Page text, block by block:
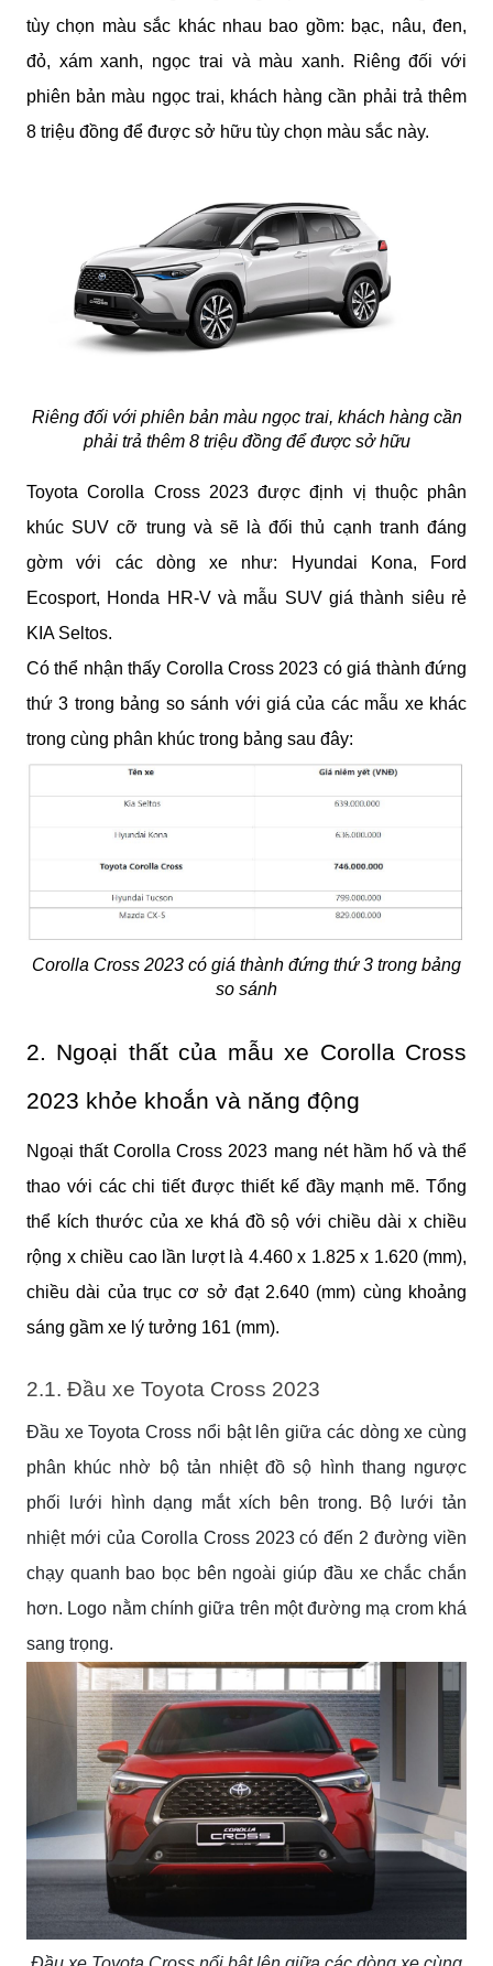
tùy chọn màu sắc khác nhau bao gồm: bạc, nâu, đen,
đỏ, xám xanh, ngọc trai và màu xanh. Riêng đối với
phiên bản màu ngọc trai, khách hàng cần phải trả thêm
8 triệu đồng để được sở hữu tùy chọn màu sắc này.
Riêng đối với phiên bản màu ngọc trai, khách hàng cần
phải trả thêm 8 triệu đồng để được sở hữu
Toyota Corolla Cross 2023 được định vị thuộc phân
khúc SUV cỡ trung và sẽ là đối thủ cạnh tranh đáng
gờm với các dòng xe như: Hyundai Kona, Ford
Ecosport, Honda HR-V và mẫu SUV giá thành siêu rẻ
KIA Seltos.
Có thể nhận thấy Corolla Cross 2023 có giá thành đứng
thứ 3 trong bảng so sánh với giá của các mẫu xe khác
trong cùng phân khúc trong bảng sau đây:
Corolla Cross 2023 có giá thành đứng thứ 3 trong bảng
so sánh
2. Ngoại thất của mẫu xe Corolla Cross
2023 khỏe khoắn và năng động
Ngoại thất Corolla Cross 2023 mang nét hầm hố và thể
thao với các chi tiết được thiết kế đầy mạnh mẽ. Tổng
thể kích thước của xe khá đồ sộ với chiều dài x chiều
rộng x chiều cao lần lượt là 4.460 x 1.825 x 1.620 (mm),
chiều dài của trục cơ sở đạt 2.640 (mm) cùng khoảng
sáng gầm xe lý tưởng 161 (mm).
2.1. Đầu xe Toyota Cross 2023
Đầu xe Toyota Cross nổi bật lên giữa các dòng xe cùng
phân khúc nhờ bộ tản nhiệt đồ sộ hình thang ngược
phối lưới hình dạng mắt xích bên trong. Bộ lưới tản
nhiệt mới của Corolla Cross 2023 có đến 2 đường viền
chạy quanh bao bọc bên ngoài giúp đầu xe chắc chắn
hơn. Logo nằm chính giữa trên một đường mạ crom khá
sang trọng.